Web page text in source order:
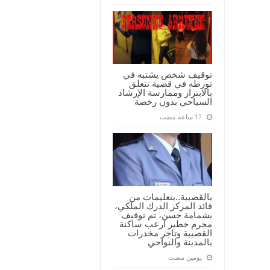
توقيف شخص يشتبه في
تورطه في قضية تتعلق
بالابتزاز وممارسة الإرشاد
السياحي بدون رخصة
بالقصيبة..بتعليمات من
قائد المركز الدرك الملكي،
بشمامة حسن، تم توقيف
مجرم خطير ارعب ساكنة
القصيبة وتاجر مخدرات
بالمدينة والنواحي
‏يومين مضت